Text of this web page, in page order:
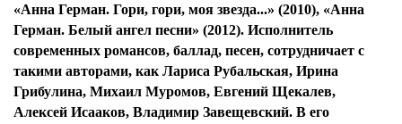
«Анна Герман. Гори, гори, моя звезда...» (2010), «Анна
Герман. Белый ангел песни» (2012). Исполнитель
современных романсов, баллад, песен, сотрудничает с
такими авторами, как Лариса Рубальская, Ирина
Грибулина, Михаил Муромов, Евгений Щекалев,
Алексей Исааков, Владимир Завещевский. В его